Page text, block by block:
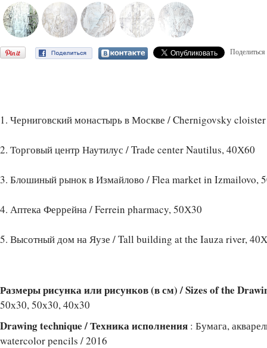
Поделиться
1. Черниговский монастырь в Москве / Chernigovsky
2. Торговый центр Наутилус / Trade center Nautilus, 40Х60
3. Блошиный рынок в Измайлово / Flea market in Izmailovo,
4. Аптека Феррейна / Ferrein pharmacy, 50Х30
5. Высотный дом на Яузе / Tall building at the Iauza river,
Размеры рисунка или рисунков (в см) / Sizes of the
50х30, 50х30, 40х30
Drawing technique / Техника исполнения : Бумага,
watercolor pencils / 2016